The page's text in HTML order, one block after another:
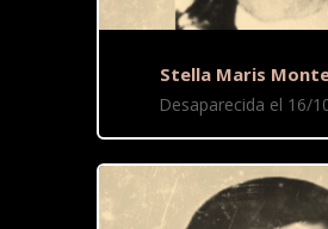
Stella Maris
Desaparecida el 16/